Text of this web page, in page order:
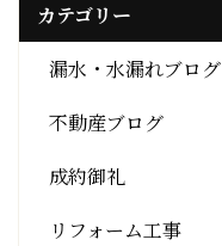
カテゴリー
漏水・水漏れブログ
不動産ブログ
成約御礼
リフォーム工事